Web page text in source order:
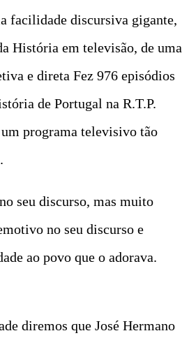
facilidade discursiva gigante,
História em televisão, de uma
e direta Fez 976 episódios
de Portugal na R.T.P.
programa televisivo tão
seu discurso, mas muito
no seu discurso e
ao povo que o adorava.
diremos que José Hermano